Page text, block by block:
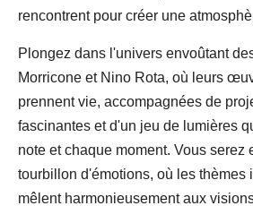
rencontrent pour créer une
Plongez dans l'univers envoûtant
Morricone et Nino Rota, où leurs
prennent vie, accompagnées de
fascinantes et d'un jeu de lumières
note et chaque moment. Vous serez
tourbillon d'émotions, où les thèmes
mêlent harmonieusement aux